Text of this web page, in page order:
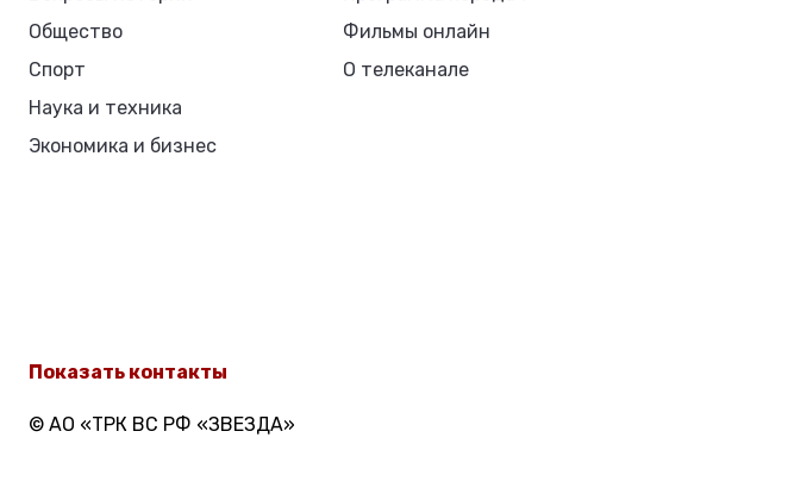
Общество
Спорт
Наука и техника
Экономика и бизнес
Фильмы онлайн
О телеканале
Показать контакты
© АО «ТРК ВС РФ «ЗВЕЗДА»